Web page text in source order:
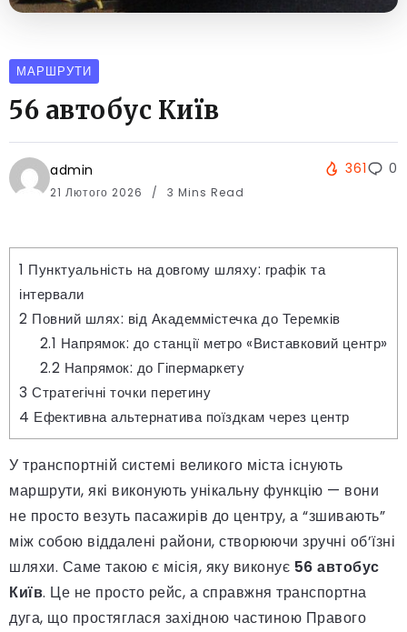
МАРШРУТИ
56 автобус Київ
admin
21 Лютого 2026 3 Mins Read
361 0
1 Пунктуальність на довгому шляху: графік та
інтервали
2 Повний шлях: від Академмістечка до Теремків
2.1 Напрямок: до станції метро «Виставковий центр»
2.2 Напрямок: до Гіпермаркету
3 Стратегічні точки перетину
4 Ефективна альтернатива поїздкам через центр
У транспортній системі великого міста існують
маршрути, які виконують унікальну функцію — вони
не просто везуть пасажирів до центру, а “зшивають”
між собою віддалені райони, створюючи зручні об’їзні
шляхи. Саме такою є місія, яку виконує 56 автобус
Київ. Це не просто рейс, а справжня транспортна
дуга, що простяглася західною частиною Правого